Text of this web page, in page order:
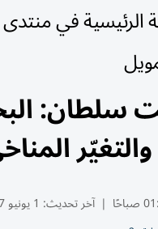
الرئيسية في
سلطان:
| آخر تحديث: 1 يونيو 01:07 2026